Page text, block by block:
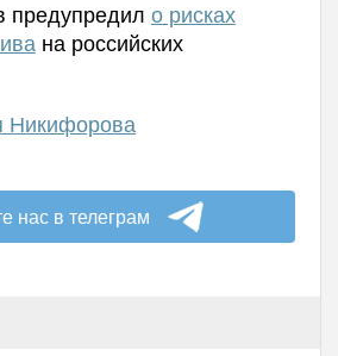
предупредил о рисках
на российских
Никифорова
нас в телеграм